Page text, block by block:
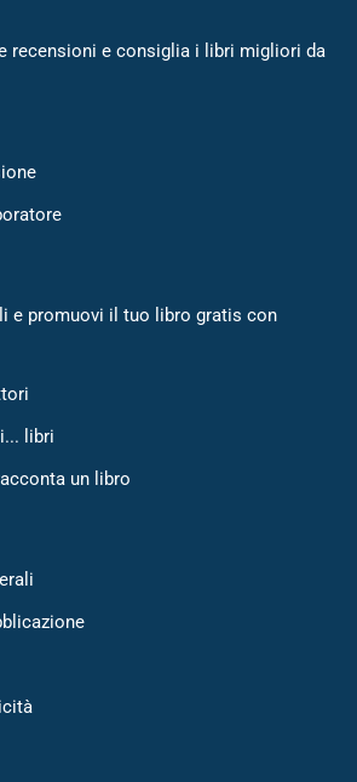
recensioni e consiglia i libri migliori da
e promuovi il tuo libro gratis con
libri
un libro